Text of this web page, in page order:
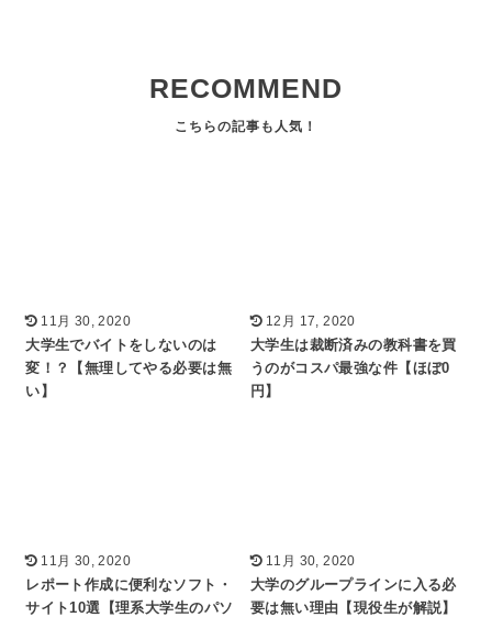
RECOMMEND
11月 30, 2020
大学生でバイトをしないのは
変！？【無理してやる必要は無
い】
12月 17, 2020
大学生は裁断済みの教科書を買
うのがコスパ最強な件【ほぼ0
円】
11月 30, 2020
レポート作成に便利なソフト・
サイト10選【理系大学生のパソ
11月 30, 2020
大学のグループラインに入る必
要は無い理由【現役生が解説】